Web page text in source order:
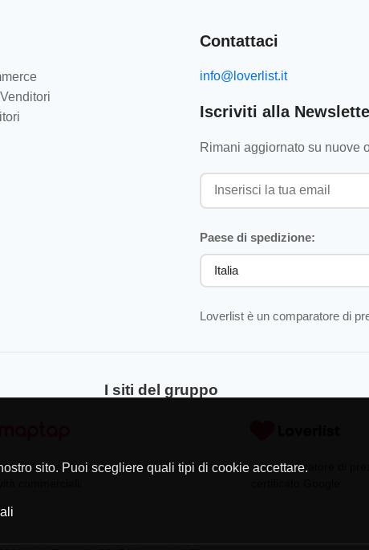
Contattaci
info@loverlist.it
Iscriviti alla
Rimani aggiornato su nuove
Paese di spedizione:
Loverlist è un comparatore di
I siti del gruppo
di aziende professionisti
Loverlist.com è il comparatore di
sito. Puoi scegliere quali tipi di cookie accettare.